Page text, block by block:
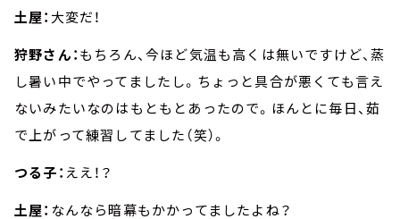
土屋： 大変だ！
狩野さん：もちろん、今ほど気温も高くは無いですけど、蒸
し暑い中でやってましたし。ちょっと具合が悪くても言え
ないみたいなのはもともとあったので。ほんとに毎日、茹
で上がって練習してました（笑）。
つる子： ええ！？
土屋： なんなら暗幕もかかってましたよね？